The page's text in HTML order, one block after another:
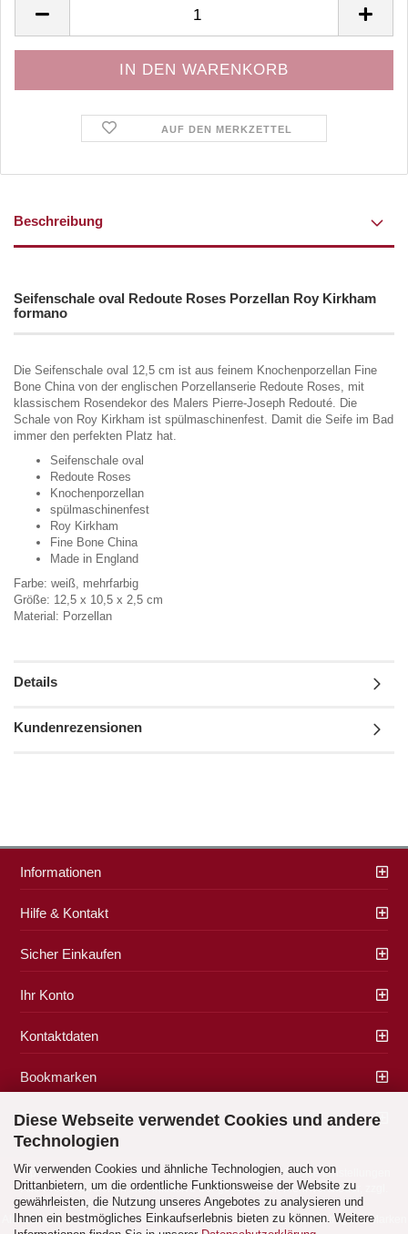
Diese Webseite verwendet Cookies und andere
Technologien
Wir verwenden Cookies und ähnliche Technologien, auch von
Drittanbietern, um die ordentliche Funktionsweise der Website zu
gewährleisten, die Nutzung unseres Angebotes zu analysieren und
Ihnen ein bestmögliches Einkaufserlebnis bieten zu können. Weitere
AUF DEN MERKZETTEL
Beschreibung
Seifenschale oval Redoute Roses Porzellan Roy Kirkham
formano
Die Seifenschale oval 12,5 cm ist aus feinem Knochenporzellan Fine
Bone China von der englischen Porzellanserie Redoute Roses, mit
klassischem Rosendekor des Malers Pierre-Joseph Redouté. Die
Schale von Roy Kirkham ist spülmaschinenfest. Damit die Seife im Bad
immer den perfekten Platz hat.
Seifenschale oval
Redoute Roses
Knochenporzellan
spülmaschinenfest
Roy Kirkham
Fine Bone China
Made in England
Farbe: weiß, mehrfarbig
Größe: 12,5 x 10,5 x 2,5 cm
Material: Porzellan
Details
Kundenrezensionen
Informationen
Hilfe & Kontakt
Sicher Einkaufen
Ihr Konto
Kontaktdaten
Bookmarken
Zahlung & Versand
Impressum|AGB|Datenschutz|Widerrufsrecht| Cookie Einstellungen
Alle Preise verstehen sich inklusive der gesetzlichen Mehrwertsteuer, zzgl.
Versandkostensoweit nicht anders gekennzeichnet.
Alle Marken- und Produktbeschreibungen sind Marken oder eingetragene Marken